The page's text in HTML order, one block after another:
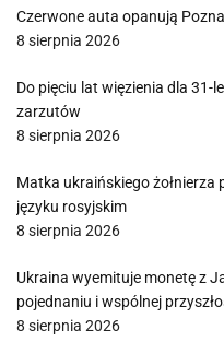
Czerwone auta opanują
8 sierpnia 2026
Do pięciu lat więzienia dla 31-
zarzutów
8 sierpnia 2026
Matka ukraińskiego żołnierza
języku rosyjskim
8 sierpnia 2026
Ukraina wyemituje monetę z
pojednaniu i wspólnej
8 sierpnia 2026